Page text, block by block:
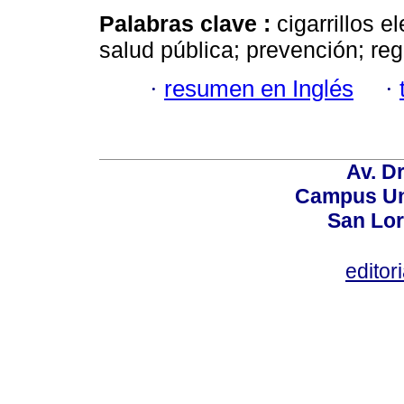
Palabras clave : cigarrillos
salud pública; prevención;
· resumen en Inglés ·
Av.
Campus
San